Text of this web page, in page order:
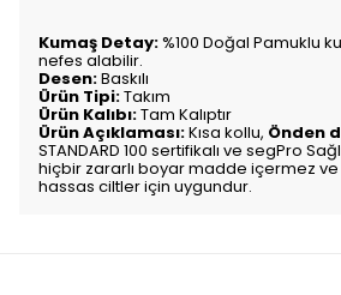
Kumaş Detay:%100 Doğal Pamuklu
nefes alabilir.
Desen:Baskılı
Ürün Tipi:Takım
Ürün Kalıbı:Tam Kalıptır
Ürün Açıklaması:Kısa kollu, Önden
STANDARD 100 sertifikalı ve segPro
hiçbir zararlı boyar madde içermez
hassas ciltler için uygundur.